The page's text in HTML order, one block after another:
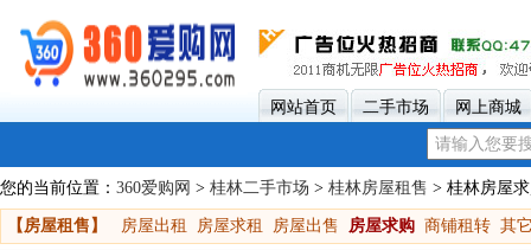
网站首页 二手市场 网上商城
您的当前位置： 360爱购网 > 桂林二手市场 > 桂林房屋租售 > 桂林房屋
【房屋租售】 房屋出租 房屋求租 房屋出售 房屋求购 商铺租转 其